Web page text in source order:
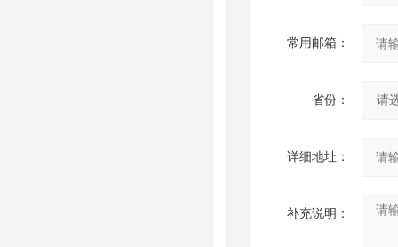
常用邮箱：
省份：
详细地址：
补充说明：